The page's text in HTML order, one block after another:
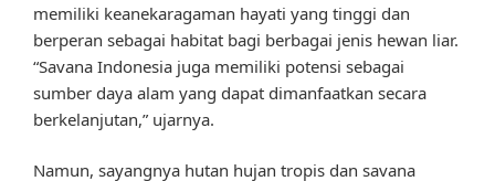
memiliki keanekaragaman hayati yang tinggi dan
berperan sebagai habitat bagi berbagai jenis hewan liar.
“Savana Indonesia juga memiliki potensi sebagai
sumber daya alam yang dapat dimanfaatkan secara
berkelanjutan,” ujarnya.
Namun, sayangnya hutan hujan tropis dan savana